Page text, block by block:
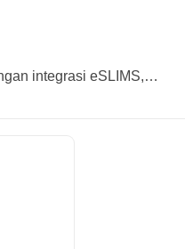
integrasi eSLIMS,…